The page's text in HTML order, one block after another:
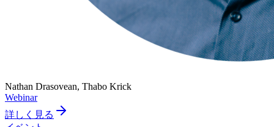
Nathan Drasovean, Thabo Krick
Webinar
詳しく見る